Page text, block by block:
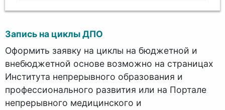
Запись на циклы ДПО
Оформить заявку на циклы на бюджетной и
внебюджетной основе возможно на страницах
Института непрерывного образования и
профессионального развития или на Портале
непрерывного медицинского и